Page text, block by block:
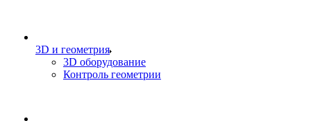
3D и геометрия
3D оборудование
Контроль геометрии